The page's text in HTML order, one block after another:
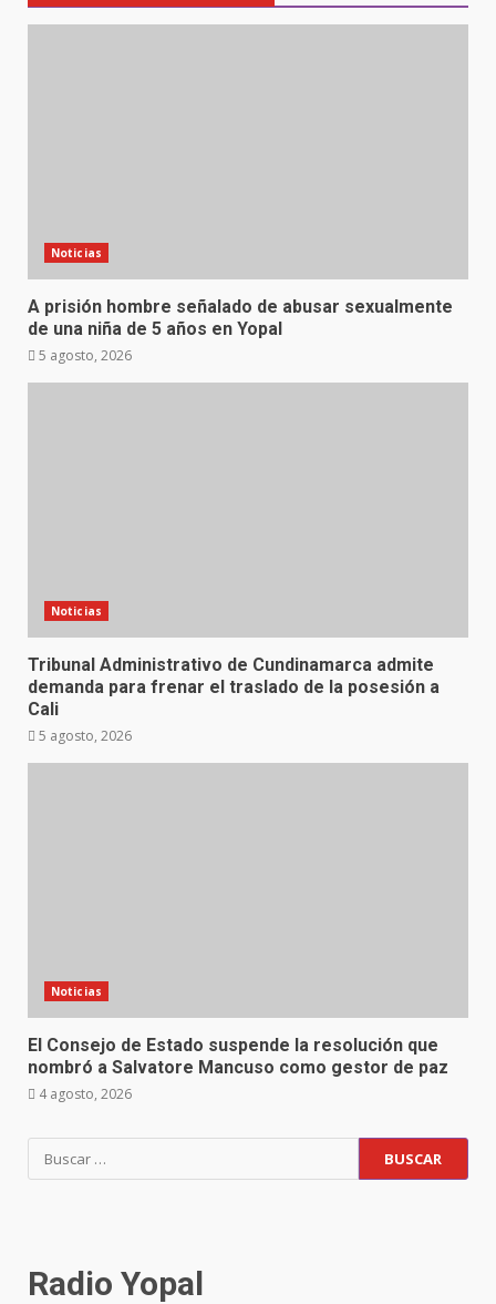
Noticias
A prisión hombre señalado de abusar sexualmente
de una niña de 5 años en Yopal
5 agosto, 2026
Noticias
Tribunal Administrativo de Cundinamarca admite
demanda para frenar el traslado de la posesión a
Cali
5 agosto, 2026
Noticias
El Consejo de Estado suspende la resolución que
nombró a Salvatore Mancuso como gestor de paz
4 agosto, 2026
Radio Yopal